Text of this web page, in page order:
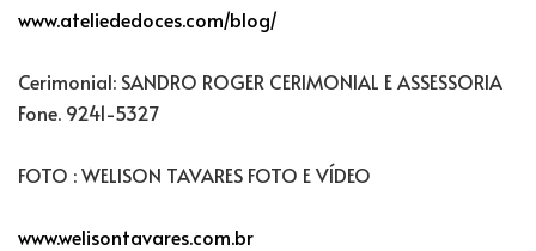
www.ateliededoces.com/blog/
Cerimonial: SANDRO ROGER CERIMONIAL E ASSESSORIA
Fone. 9241-5327
FOTO : WELISON TAVARES FOTO E VÍDEO
www.welisontavares.com.br